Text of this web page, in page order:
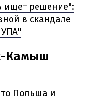
ищет решение":
в скандале
Камыш
Польша и